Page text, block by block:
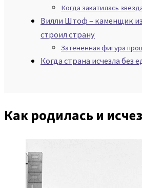
Когда закатилась
Вилли Штоф – каменщик
строил страну
Затененная фигура
Когда страна исчезла без
Как родилась и